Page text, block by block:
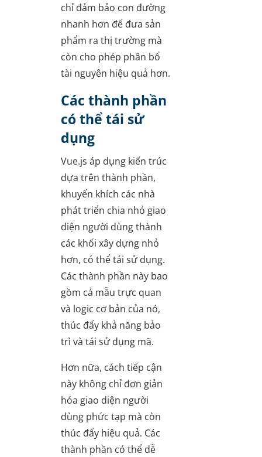
chỉ đảm bảo con đường
nhanh hơn để đưa sản
phẩm ra thị trường mà
còn cho phép phân bổ
tài nguyên hiệu quả hơn.
Các thành phần
có thể tái sử
dụng
Vue.js áp dụng kiến trúc
dựa trên thành phần,
khuyến khích các nhà
phát triển chia nhỏ giao
diện người dùng thành
các khối xây dựng nhỏ
hơn, có thể tái sử dụng.
Các thành phần này bao
gồm cả mẫu trực quan
và logic cơ bản của nó,
thúc đẩy khả năng bảo
trì và tái sử dụng mã.
Hơn nữa, cách tiếp cận
này không chỉ đơn giản
hóa giao diện người
dùng phức tạp mà còn
thúc đẩy hiệu quả. Các
thành phần có thể dễ